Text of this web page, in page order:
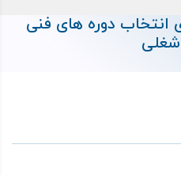
انتخاب دوره های فنی
شغلی